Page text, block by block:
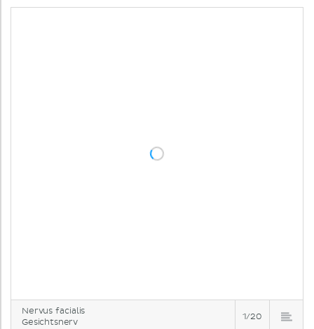
Nervus facialis
Gesichtsnerv
1/20